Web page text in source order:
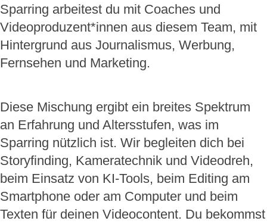
Sparring arbeitest du mit Coaches und
Videoproduzent*innen aus diesem Team, mit
Hintergrund aus Journalismus, Werbung,
Fernsehen und Marketing.
Diese Mischung ergibt ein breites Spektrum
an Erfahrung und Altersstufen, was im
Sparring nützlich ist. Wir begleiten dich bei
Storyfinding, Kameratechnik und Videodreh,
beim Einsatz von KI-Tools, beim Editing am
Smartphone oder am Computer und beim
Texten für deinen Videocontent. Du bekommst